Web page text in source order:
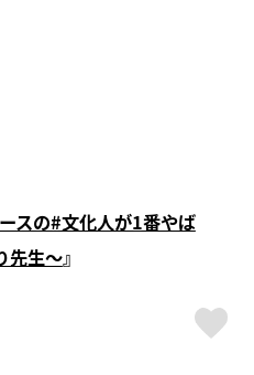
スの#文化人が1番やば
先生〜』